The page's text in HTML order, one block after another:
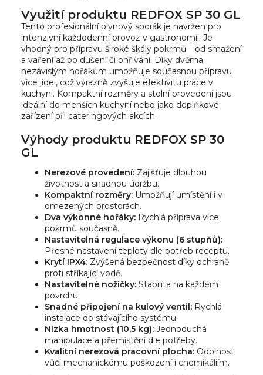
Využití produktu REDFOX SP 30 GL
Tento profesionální plynový sporák je navržen pro
intenzivní každodenní provoz v gastronomii. Je
vhodný pro přípravu široké škály pokrmů – od smažení
a vaření až po dušení či ohřívání. Díky dvěma
nezávislým hořákům umožňuje současnou přípravu
více jídel, což výrazně zvyšuje efektivitu práce v
kuchyni. Kompaktní rozměry a stolní provedení jsou
ideální do menších kuchyní nebo jako doplňkové
zařízení při cateringových akcích.
Výhody produktu REDFOX SP 30
GL
Nerezové provedení: Zajišťuje dlouhou
životnost a snadnou údržbu.
Kompaktní rozměry: Umožňují umístění i v
omezených prostorách.
Dva výkonné hořáky: Rychlá příprava více
pokrmů současně.
Nastavitelná regulace výkonu (6 stupňů):
Přesné nastavení teploty dle potřeb receptu.
Krytí IPX4: Zvýšená bezpečnost díky ochraně
proti stříkající vodě.
Nastavitelné nožičky: Stabilita na každém
povrchu.
Snadné připojení na kulový ventil: Rychlá
instalace do stávajícího systému.
Nízka hmotnost (10,5 kg): Jednoduchá
manipulace a přemístění dle potřeby.
Kvalitní nerezová pracovní plocha: Odolnost
vůči mechanickému poškození i chemikáliím.